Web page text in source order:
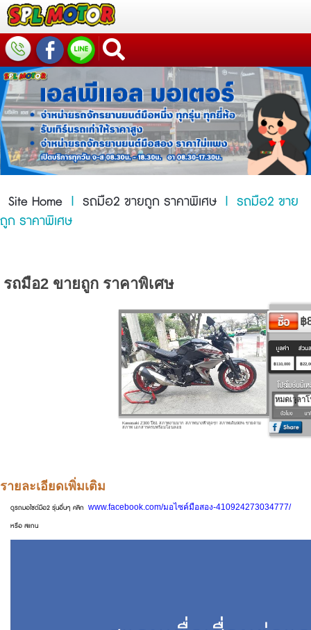
Site Home | รถมือ2 ขายถูก ราคาพิเศษ | รถมือ2 ขาย
ถูก ราคาพิเศษ
รถมือ2 ขายถูก ราคาพิเศษ
รายละเอียดเพิ่มเติม
ดูรถมอไซด์มือ2 รุ่นอื่นๆ คลิก www.facebook.com/มอไซค์มือสอง-410924273034777/
หรือ สแกน